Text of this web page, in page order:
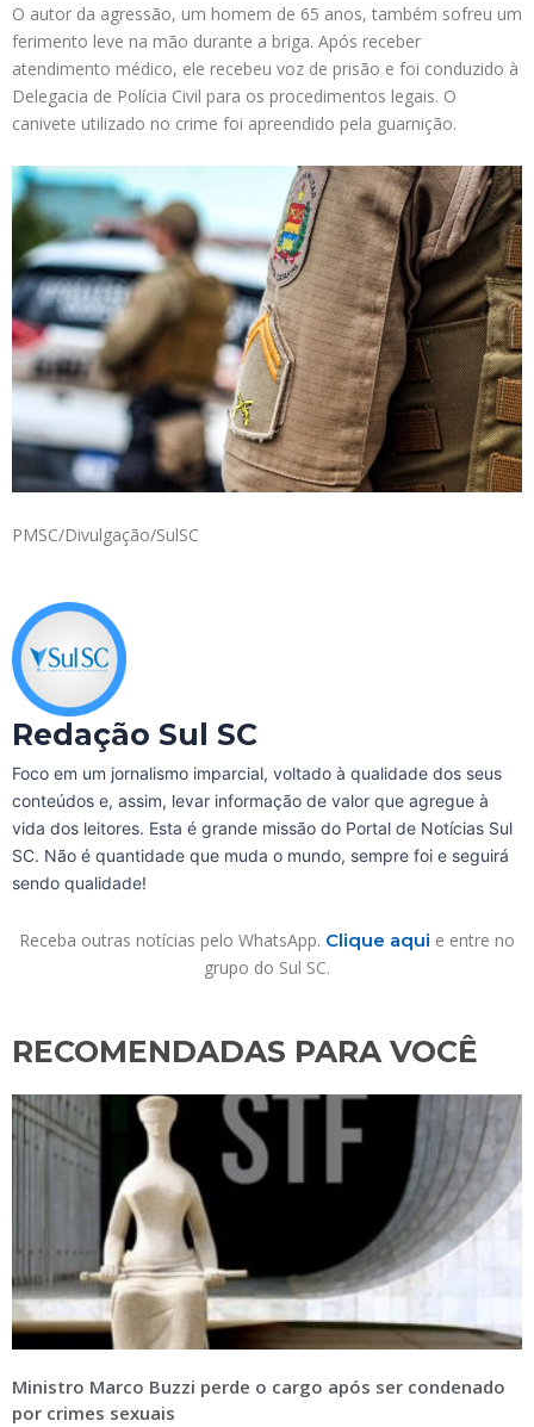
O autor da agressão, um homem de 65 anos, também sofreu um
ferimento leve na mão durante a briga. Após receber
atendimento médico, ele recebeu voz de prisão e foi conduzido à
Delegacia de Polícia Civil para os procedimentos legais. O
canivete utilizado no crime foi apreendido pela guarnição.
PMSC/Divulgação/SulSC
Redação Sul SC
Foco em um jornalismo imparcial, voltado à qualidade dos seus
conteúdos e, assim, levar informação de valor que agregue à
vida dos leitores. Esta é grande missão do Portal de Notícias Sul
SC. Não é quantidade que muda o mundo, sempre foi e seguirá
sendo qualidade!
Receba outras notícias pelo WhatsApp. Clique aqui e entre no
grupo do Sul SC.
RECOMENDADAS PARA VOCÊ​
Ministro Marco Buzzi perde o cargo após ser condenado
por crimes sexuais